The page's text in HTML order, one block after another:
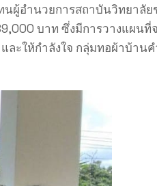
นผู้อำนวยการสถาบันวิทยาลั
บาท ซึ่งมีการวางแผนที่
ะให้กำลังใจ กลุ่มทอผ้าบ้านค